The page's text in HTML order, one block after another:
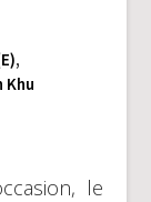
,
Khu
le